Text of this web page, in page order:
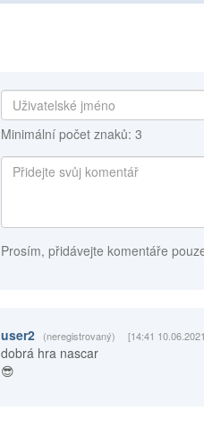
Minimální počet znaků: 3
Prosím, přidávejte komentáře
user2 (neregistrovaný) [14:41
dobrá hra nascar
😎